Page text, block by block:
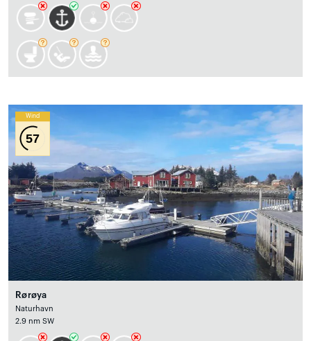
Wind
57
Rørøya
Naturhavn
2.9 nm SW